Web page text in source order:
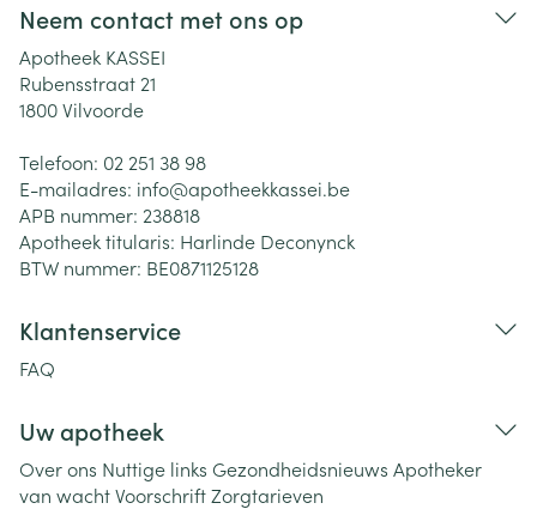
Neem contact met ons op
Apotheek KASSEI
Rubensstraat 21
1800Vilvoorde
Telefoon: 02 251 38 98
E-mailadres: info@apotheekkassei.be
APB nummer: 238818
Apotheek titularis: Harlinde Deconynck
BTW nummer: BE0871125128
Klantenservice
FAQ
Uw apotheek
Over ons Nuttige links Gezondheidsnieuws Apotheker
van wachtVoorschriftZorgtarieven